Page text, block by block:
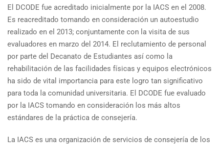
El DCODE fue acreditado inicialmente por la IACS en el 2008.
Es reacreditado tomando en consideración un autoestudio
realizado en el 2013; conjuntamente con la visita de sus
evaluadores en marzo del 2014. El reclutamiento de personal
por parte del Decanato de Estudiantes así como la
rehabilitación de las facilidades físicas y equipos electrónicos
ha sido de vital importancia para este logro tan significativo
para toda la comunidad universitaria. El DCODE fue evaluado
por la IACS tomando en consideración los más altos
estándares de la práctica de consejería.
La IACS es una organización de servicios de consejería de los